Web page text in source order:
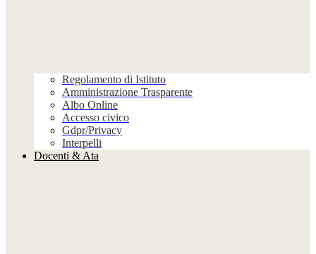
Regolamento di Istituto
Amministrazione Trasparente
Albo Online
Accesso civico
Gdpr/Privacy
Interpelli
Docenti & Ata